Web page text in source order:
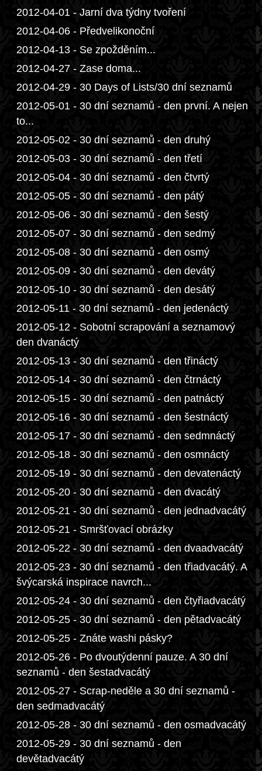
2012-04-01 - Jarní dva týdny tvoření
2012-04-06 - Předvelikonoční
2012-04-13 - Se zpožděním...
2012-04-27 - Zase doma...
2012-04-29 - 30 Days of Lists/30 dní seznamů
2012-05-01 - 30 dní seznamů - den první. A nejen
to...
2012-05-02 - 30 dní seznamů - den druhý
2012-05-03 - 30 dní seznamů - den třetí
2012-05-04 - 30 dní seznamů - den čtvrtý
2012-05-05 - 30 dní seznamů - den pátý
2012-05-06 - 30 dní seznamů - den šestý
2012-05-07 - 30 dní seznamů - den sedmý
2012-05-08 - 30 dní seznamů - den osmý
2012-05-09 - 30 dní seznamů - den devátý
2012-05-10 - 30 dní seznamů - den desátý
2012-05-11 - 30 dní seznamů - den jedenáctý
2012-05-12 - Sobotní scrapování a seznamový
den dvanáctý
2012-05-13 - 30 dní seznamů - den třináctý
2012-05-14 - 30 dní seznamů - den čtrnáctý
2012-05-15 - 30 dní seznamů - den patnáctý
2012-05-16 - 30 dní seznamů - den šestnáctý
2012-05-17 - 30 dní seznamů - den sedmnáctý
2012-05-18 - 30 dní seznamů - den osmnáctý
2012-05-19 - 30 dní seznamů - den devatenáctý
2012-05-20 - 30 dní seznamů - den dvacátý
2012-05-21 - 30 dní seznamů - den jednadvacátý
2012-05-21 - Smršťovací obrázky
2012-05-22 - 30 dní seznamů - den dvaadvacátý
2012-05-23 - 30 dní seznamů - den třiadvacátý. A
švýcarská inspirace navrch...
2012-05-24 - 30 dní seznamů - den čtyřiadvacátý
2012-05-25 - 30 dní seznamů - den pětadvacátý
2012-05-25 - Znáte washi pásky?
2012-05-26 - Po dvoutýdenní pauze. A 30 dní
seznamů - den šestadvacátý
2012-05-27 - Scrap-neděle a 30 dní seznamů -
den sedmadvacátý
2012-05-28 - 30 dní seznamů - den osmadvacátý
2012-05-29 - 30 dní seznamů - den
devětadvacátý